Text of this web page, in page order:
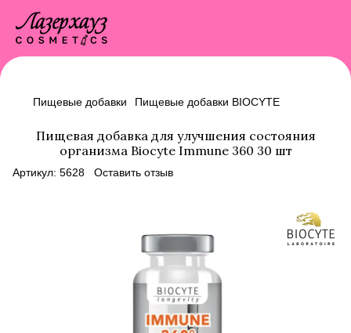
Пищевые добавки Пищевые добавки BIOCYTE
Пищевая добавка для улучшения состояния
организма Biocyte Immune 360 30 шт
Артикул: 5628 Оставить отзыв